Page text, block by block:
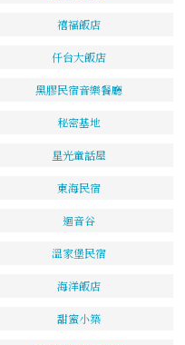
禧福飯店
仟台大飯店
黑膠民宿音樂餐廳
秘密基地
星光童話屋
東海民宿
迴音谷
溫家堡民宿
海洋飯店
甜蜜小築